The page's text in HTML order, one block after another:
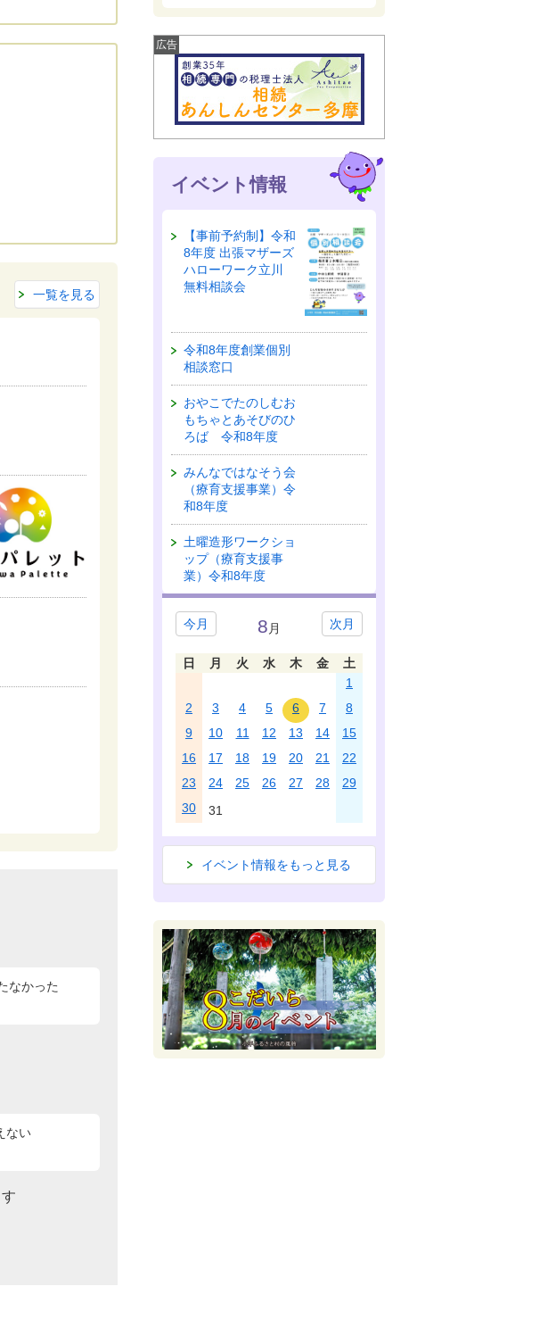
一覧を見る
なかった
ない
広告
イベント情報
【事前予約制】令和
8年度 出張マザーズ
ハローワーク立川
無料相談会
令和8年度創業個別
相談窓口
おやこでたのしむお
もちゃとあそびのひ
ろば 令和8年度
みんなではなそう会
（療育支援事業）令
和8年度
土曜造形ワークショ
ップ（療育支援事
業）令和8年度
今月 次月
8 月
日 月 火 水 木 金
土
1
2
3 4 5 6 7
8
9
10 11 12 13 14
15
16
17 18 19 20 21
22
23
24 25 26 27 28
29
30
31
イベント情報をもっと見る